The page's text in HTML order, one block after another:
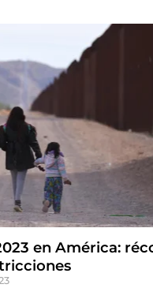
en América: